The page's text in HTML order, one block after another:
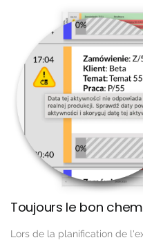
Toujours le bon
Lors de la planification de